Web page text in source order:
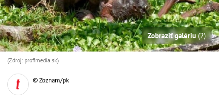
Zobraziť galériu(2)
(Zdroj: profimedia.sk)
© Zoznam/pk